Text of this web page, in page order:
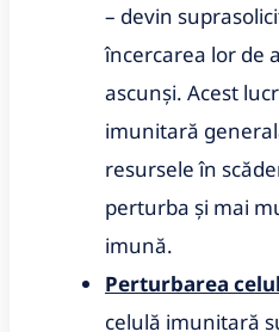
– devin
încercarea lor de
ascunși. Acest
imunitară
resursele în
perturba și mai
imună.
Perturbarea
celulă imunitară